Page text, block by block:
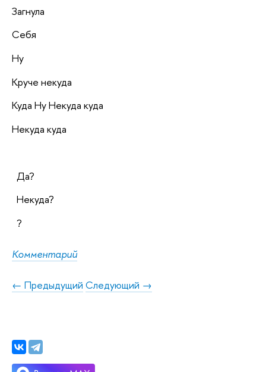
Загнула
Себя
Ну
Круче некуда
Куда Ну Некуда куда
Некуда куда
Да?
Некуда?
?
Комментарий
← Предыдущий Следующий →